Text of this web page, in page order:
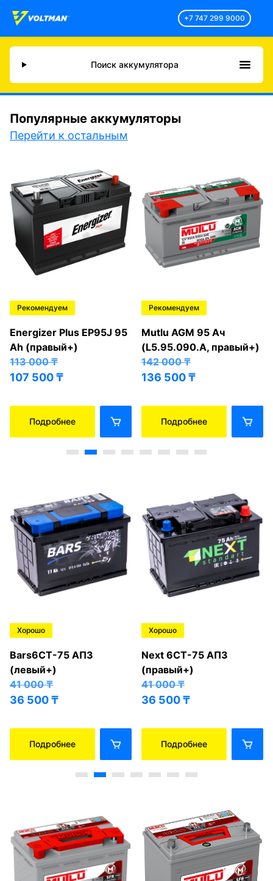
+7 747 299 9000
Поиск аккумулятора
Популярные аккумуляторы
Перейти к остальным
Рекомендуем
Energizer Plus EP95J 95
Ah (правый+)
113 000₸
107 500₸
Подробнее
Рекомендуем
Mutlu AGM 95 Ач
(L5.95.090.A, правый+)
142 000₸
136 500₸
Подробнее
Хорошо
Bars6СТ-75 АПЗ
(левый+)
41 000₸
36 500₸
Подробнее
Хорошо
Next 6СТ-75 АПЗ
(правый+)
41 000₸
36 500₸
Подробнее